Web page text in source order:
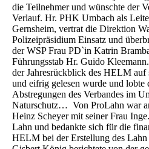
die Teilnehmer und wünschte der
Verlauf. Hr. PHK Umbach als
Gernsheim, vertrat die Direktion
Polizeipräsidium Einsatz und
der WSP Frau PD`in Katrin
Führungsstab Hr. Guido
der Jahresrückblick des HELM auf
und eifrig gelesen wurde und lobte
Abstregungen des Verbandes im
Naturschutz… Von ProLahn war
Heinz Scheyer mit seiner Frau
Lahn und bedankte sich für die
HELM bei der Erstellung des Lahn